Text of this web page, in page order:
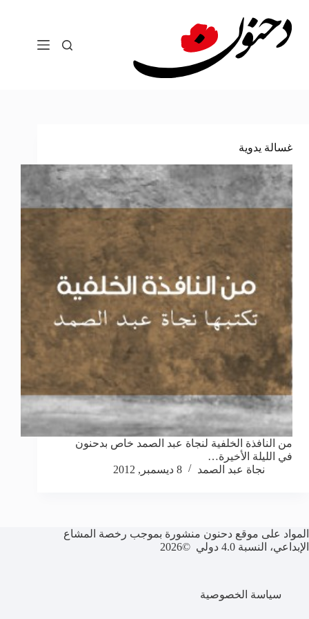
المحتوى
غسالة يدوية
من النافذة الخلفية لنجاة عبد الصمد خاص بدحنون
في الليلة الأخيرة…
نجاة عبد الصمد
8 ديسمبر, 2012
المواد على موقع دحنون منشورة بموجب رخصة المشاع
الإبداعي، النسبة 4.0 دولي ©2026
سياسة الخصوصية